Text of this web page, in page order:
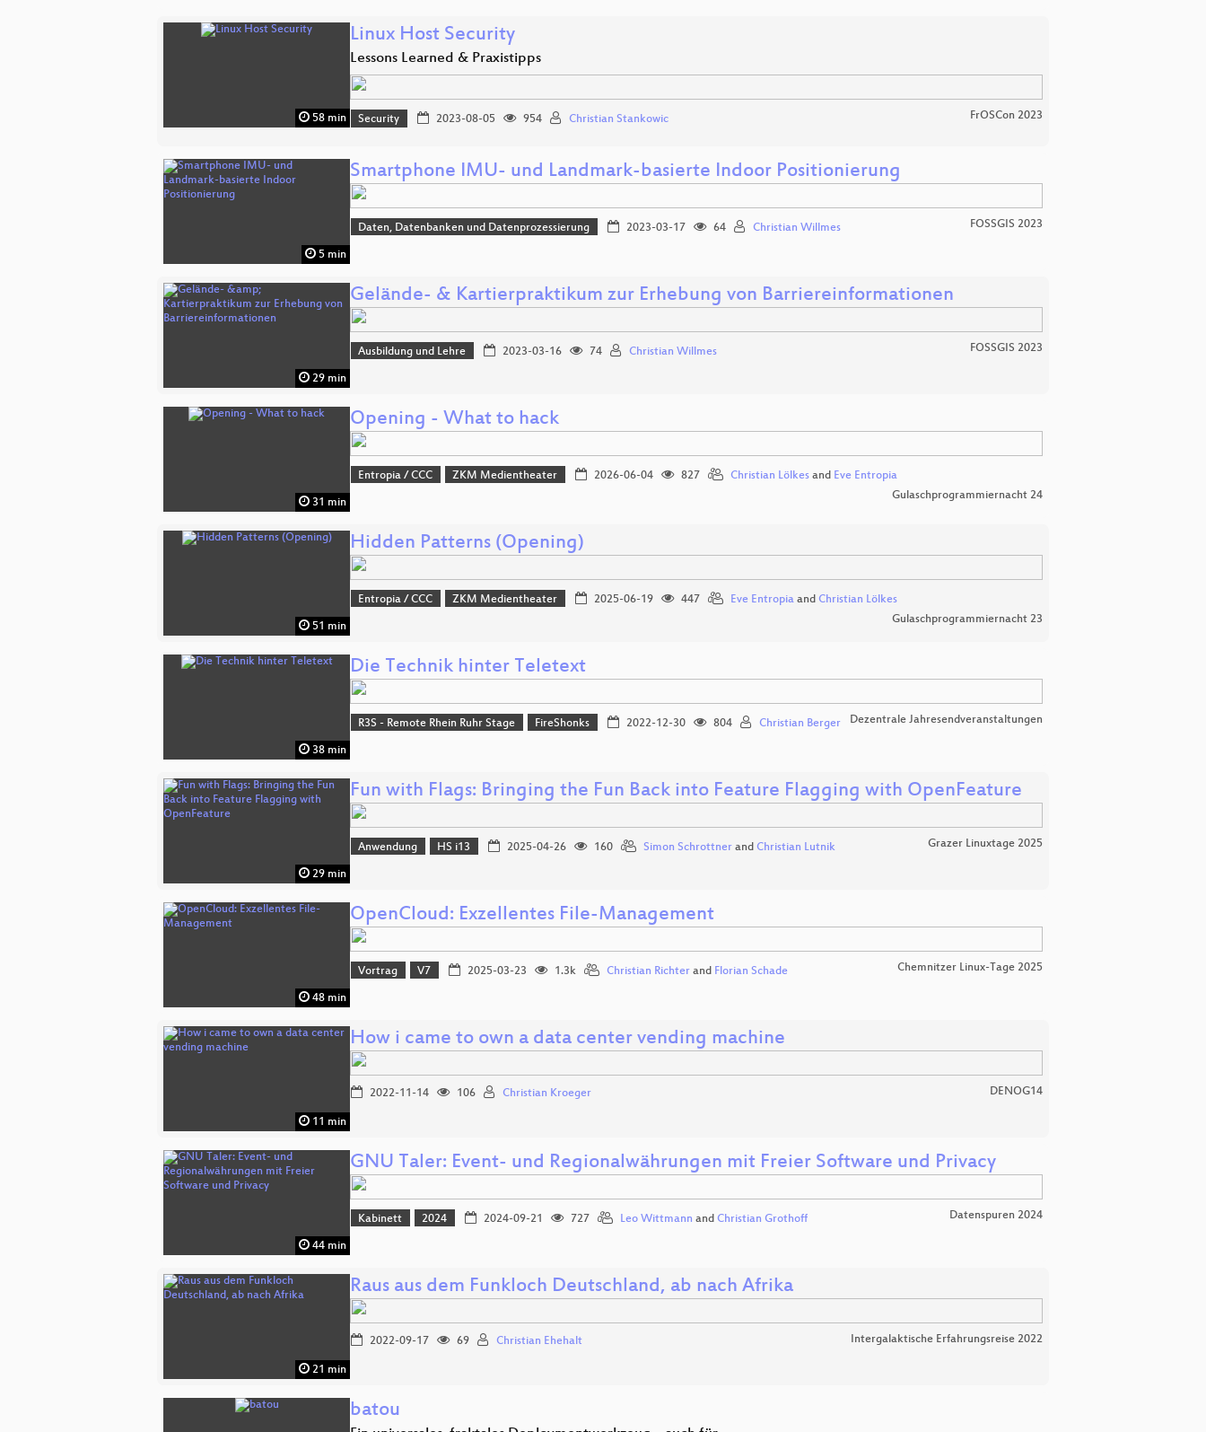
58 min
Linux Host Security
Lessons Learned & Praxistipps
Security 2023-08-05 954 Christian Stankowic FrOSCon 2023
5 min
Smartphone IMU- und Landmark-basierte Indoor Positionierung
Daten, Datenbanken und Datenprozessierung 2023-03-17 64 Christian Willmes FOSSGIS 2023
29 min
Gelände- & Kartierpraktikum zur Erhebung von Barriereinformationen
Ausbildung und Lehre 2023-03-16 74 Christian Willmes FOSSGIS 2023
31 min
Opening - What to hack
Entropia / CCC ZKM Medientheater 2026-06-04 827 Christian Lölkesand Eve Entropia
Gulaschprogrammiernacht 24
51 min
Hidden Patterns (Opening)
Entropia / CCC ZKM Medientheater 2025-06-19 447 Eve Entropiaand Christian Lölkes
Gulaschprogrammiernacht 23
38 min
Die Technik hinter Teletext
R3S - Remote Rhein Ruhr Stage FireShonks 2022-12-30 804 Christian Berger Dezentrale Jahresendveranstaltungen
29 min
Fun with Flags: Bringing the Fun Back into Feature Flagging with OpenFeature
Anwendung HS i13 2025-04-26 160 Simon Schrottnerand Christian Lutnik Grazer Linuxtage 2025
48 min
OpenCloud: Exzellentes File-Management
Vortrag V7 2025-03-23 1.3k Christian Richterand Florian Schade Chemnitzer Linux-Tage 2025
11 min
How i came to own a data center vending machine
2022-11-14 106 Christian Kroeger DENOG14
44 min
GNU Taler: Event- und Regionalwährungen mit Freier Software und Privacy
Kabinett 2024 2024-09-21 727 Leo Wittmann and Christian Grothoff Datenspuren 2024
21 min
Raus aus dem Funkloch Deutschland, ab nach Afrika
2022-09-17 69 Christian Ehehalt Intergalaktische Erfahrungsreise 2022
batou